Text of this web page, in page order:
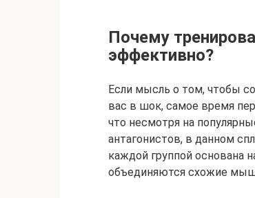
Почему
эффективно?
Если мысль о том, чтобы
вас в шок, самое время
что несмотря на
антагонистов, в данном
каждой группой основана
объединяются схожие